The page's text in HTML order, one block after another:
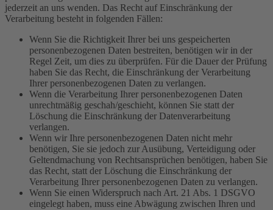
jederzeit an uns wenden. Das Recht auf Einschränkung der
Verarbeitung besteht in folgenden Fällen:
Wenn Sie die Richtigkeit Ihrer bei uns gespeicherten
personenbezogenen Daten bestreiten, benötigen wir in der
Regel Zeit, um dies zu überprüfen. Für die Dauer der Prüfung
haben Sie das Recht, die Einschränkung der Verarbeitung
Ihrer personenbezogenen Daten zu verlangen.
Wenn die Verarbeitung Ihrer personenbezogenen Daten
unrechtmäßig geschah/geschieht, können Sie statt der
Löschung die Einschränkung der Datenverarbeitung
verlangen.
Wenn wir Ihre personenbezogenen Daten nicht mehr
benötigen, Sie sie jedoch zur Ausübung, Verteidigung oder
Geltendmachung von Rechtsansprüchen benötigen, haben Sie
das Recht, statt der Löschung die Einschränkung der
Verarbeitung Ihrer personenbezogenen Daten zu verlangen.
Wenn Sie einen Widerspruch nach Art. 21 Abs. 1 DSGVO
eingelegt haben, muss eine Abwägung zwischen Ihren und